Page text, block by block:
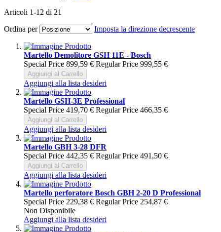
Articoli 1-12 di 21
Ordina per
Imposta la direzione decrescente
Martello Demolitore GSH 11E - Bosch
Special Price 899,59 € Regular Price 999,55 €
Aggiungi al Carrello
Aggiungi alla lista desideri
Martello GSH-3E Professional
Special Price 419,70 € Regular Price 466,35 €
Aggiungi al Carrello
Aggiungi alla lista desideri
Martello GBH 3-28 DFR
Special Price 442,35 € Regular Price 491,50 €
Aggiungi al Carrello
Aggiungi alla lista desideri
Martello perforatore Bosch GBH 2-20 D Professional
Special Price 229,38 € Regular Price 254,87 €
Non Disponibile
Aggiungi alla lista desideri